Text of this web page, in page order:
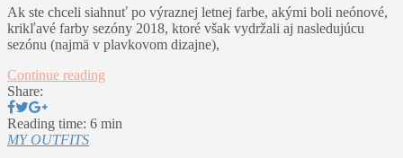
Ak ste chceli siahnuť po výraznej letnej farbe, akými boli neónové,
krikľavé farby sezóny 2018, ktoré však vydržali aj nasledujúcu
sezónu (najmä v plavkovom dizajne),
Continue reading
Share:
Reading time: 6 min
MY OUTFITS